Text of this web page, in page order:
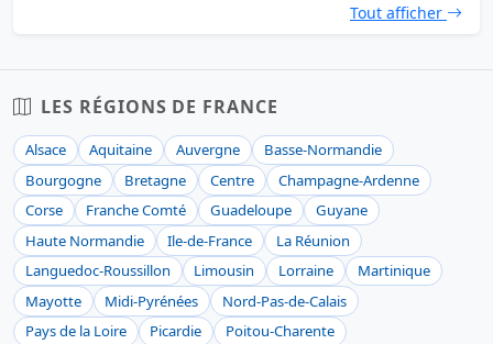
Tout afficher
LES RÉGIONS DE FRANCE
Alsace Aquitaine Auvergne
Basse-Normandie
Bourgogne
Bretagne Centre
Champagne-Ardenne
Corse
Franche Comté Guadeloupe
Guyane
Haute Normandie
Ile-de-France
La Réunion
Languedoc-Roussillon
Limousin Lorraine
Martinique
Mayotte
Midi-Pyrénées
Nord-Pas-de-Calais
Pays de la Loire
Picardie
Poitou-Charente